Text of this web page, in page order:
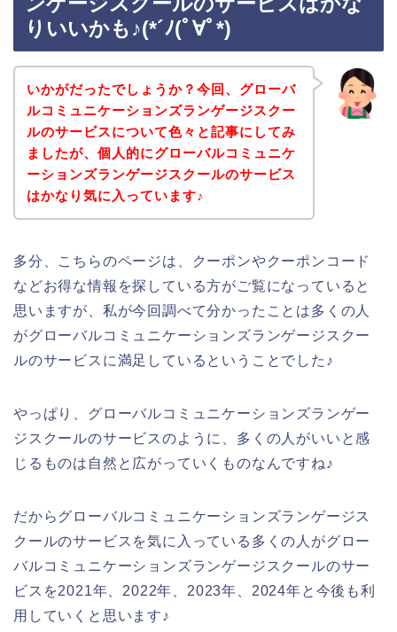
りいいかも♪(*´ﾉ(ﾟ∀ﾟ*)
いかがだったでしょうか？今回、グローバ
ルコミュニケーションズランゲージスクー
ルのサービスについて色々と記事にしてみ
ましたが、個人的にグローバルコミュニケ
ーションズランゲージスクールのサービス
はかなり気に入っています♪
多分、こちらのページは、クーポンやクーポンコード
などお得な情報を探している方がご覧になっていると
思いますが、私が今回調べて分かったことは多くの人
がグローバルコミュニケーションズランゲージスクー
ルのサービスに満足しているということでした♪
やっぱり、グローバルコミュニケーションズランゲー
ジスクールのサービスのように、多くの人がいいと感
じるものは自然と広がっていくものなんですね♪
だからグローバルコミュニケーションズランゲージス
クールのサービスを気に入っている多くの人がグロー
バルコミュニケーションズランゲージスクールのサー
ビスを2021年、2022年、2023年、2024年と今後も利
用していくと思います♪